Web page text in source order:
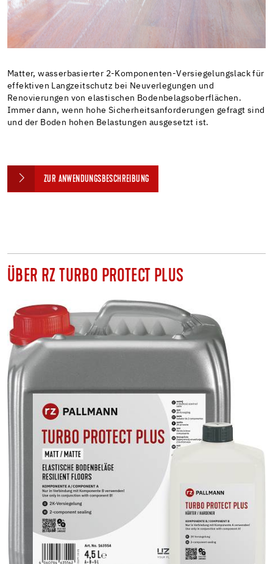
Matter, wasserbasierter 2-Komponenten-Versiegelungslack für
effektiven Langzeitschutz bei Neuverlegungen und
Renovierungen von elastischen Bodenbelagsoberflächen.
Immer dann, wenn hohe Sicherheitsanforderungen gefragt sind
und der Boden hohen Belastungen ausgesetzt ist.
ZUR ANWENDUNGSBESCHREIBUNG
ÜBER RZ TURBO PROTECT PLUS